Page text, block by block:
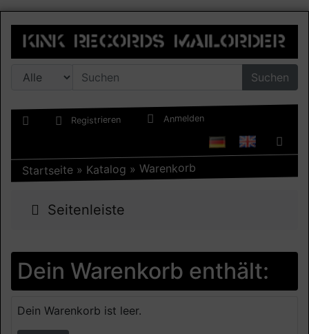
Suchen
Registrieren Anmelden
Startseite » Katalog » Warenkorb
Seitenleiste
Dein Warenkorb enthält:
Dein Warenkorb ist leer.